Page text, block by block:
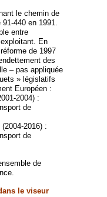
le chemin de
440 en 1991.
entre
En
de 1997
des
– pas appliquée
» législatifs
Européen :
2004) :
de
2016) :
de
de
le viseur